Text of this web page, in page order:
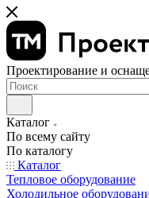
Проектирование и
Каталог
По всему сайту
По каталогу
Каталог
Тепловое оборудование
Холодильное